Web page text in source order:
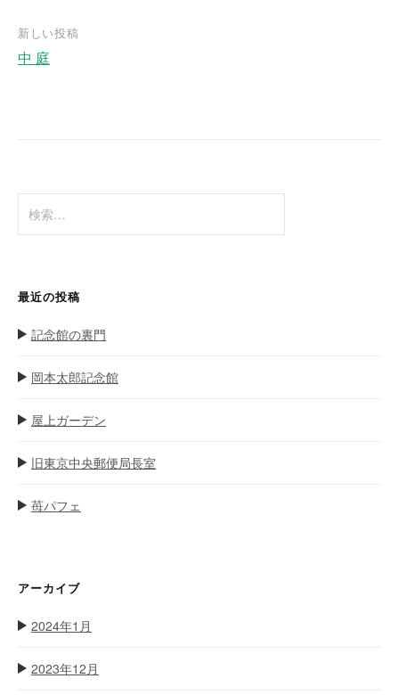
稿
ナ
ョ
ン
新しい投稿
中 庭
索
最近の投稿
記念館の裏門
岡本太郎記念館
屋上ガーデン
旧東京中央郵便局長室
苺パフェ
アーカイブ
2024年1月
2023年12月